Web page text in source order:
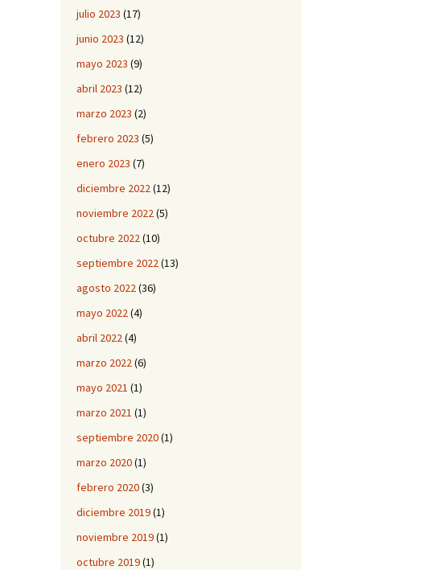
julio 2023 (17)
junio 2023 (12)
mayo 2023 (9)
abril 2023 (12)
marzo 2023 (2)
febrero 2023 (5)
enero 2023 (7)
diciembre 2022(12)
noviembre 2022(5)
octubre 2022(10)
septiembre 2022(13)
agosto 2022(36)
mayo 2022(4)
abril 2022(4)
marzo 2022(6)
mayo 2021 (1)
marzo 2021 (1)
septiembre 2020(1)
marzo 2020(1)
febrero 2020(3)
diciembre 2019(1)
noviembre 2019(1)
octubre 2019(1)